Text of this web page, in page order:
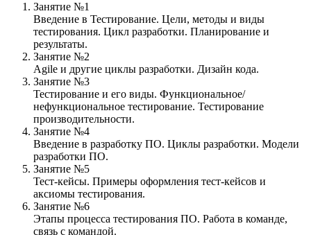
Занятие №1
Введение в Тестирование. Цели, методы и виды
тестирования. Цикл разработки. Планирование и
результаты.
Занятие №2
Agile и другие циклы разработки. Дизайн кода.
Занятие №3
Тестирование и его виды. Функциональное/
нефункциональное тестирование. Тестирование
производительности.
Занятие №4
Введение в разработку ПО. Циклы разработки. Модели
разработки ПО.
Занятие №5
Тест-кейсы. Примеры оформления тест-кейсов и
аксиомы тестирования.
Занятие №6
Этапы процесса тестирования ПО. Работа в команде,
связь с командой.